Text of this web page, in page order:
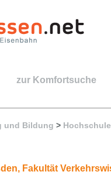
zur Komfortsuche
und Bildung >
Fakultät